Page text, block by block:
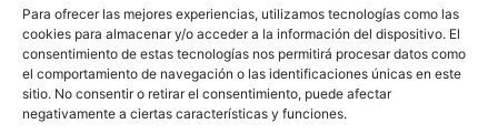
Para ofrecer las mejores experiencias, utilizamos tecnologías como las
cookies para almacenar y/o acceder a la información del dispositivo. El
consentimiento de estas tecnologías nos permitirá procesar datos como
el comportamiento de navegación o las identificaciones únicas en este
sitio. No consentir o retirar el consentimiento, puede afectar
negativamente a ciertas características y funciones.